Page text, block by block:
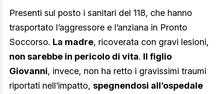
Presenti sul posto i sanitari del 118, che hanno
trasportato l’aggressore e l’anziana in Pronto
Soccorso. La madre, ricoverata con gravi lesioni,
non sarebbe in pericolo di vita. Il figlio
Giovanni, invece, non ha retto i gravissimi traumi
riportati nell’impatto, spegnendosi all’ospedale